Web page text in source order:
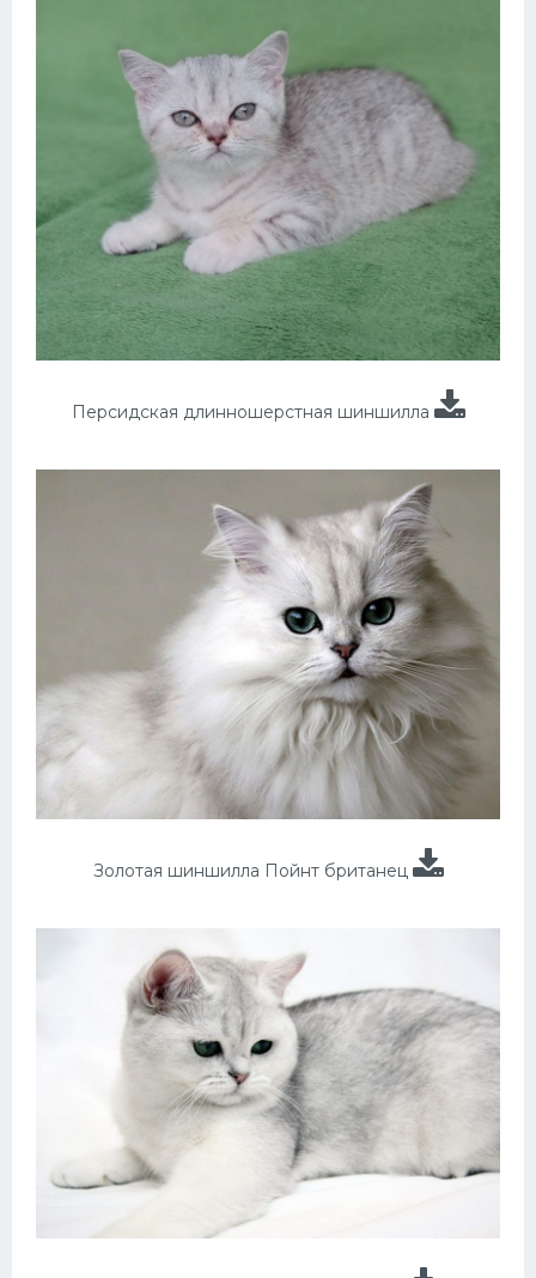
Персидская длинношерстная шиншилла
Золотая шиншилла Пойнт британец